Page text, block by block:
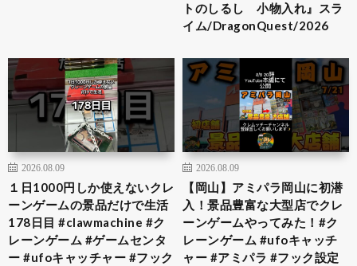
トのしるし 小物入れ』スラ
イム/DragonQuest/2026
2026.08.09
１日1000円しか使えないクレ
ーンゲームの景品だけで生活
178日目 #clawmachine #ク
レーンゲーム #ゲームセンタ
ー #ufoキャッチャー #フック
2026.08.09
【岡山】アミパラ岡山に初潜
入！景品豊富な大型店でクレ
ーンゲームやってみた！#ク
レーンゲーム #ufoキャッチ
ャー #アミパラ #フック設定